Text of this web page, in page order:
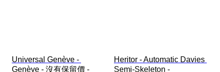
Universal Genève -
Genève - 沒有保留價 -
Heritor - Automatic Davies
Semi-Skeleton -